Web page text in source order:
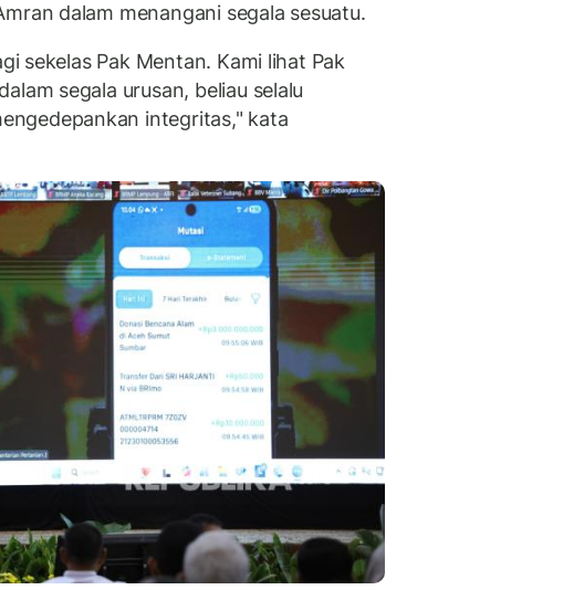
dalam menangani segala sesuatu.
sekelas Pak Mentan. Kami lihat Pak
segala urusan, beliau selalu
integritas," kata